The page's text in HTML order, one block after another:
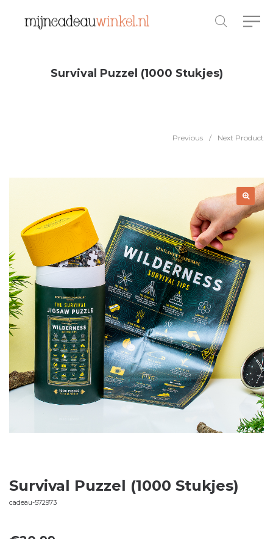
Survival Puzzel (1000 Stukjes)
Previous / Next Product
Survival Puzzel (1000 Stukjes)
cadeau-572973